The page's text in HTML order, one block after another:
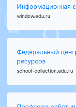
Информационная
window.edu.ru
Федеральный
ресурсов
school-collection.edu.ru